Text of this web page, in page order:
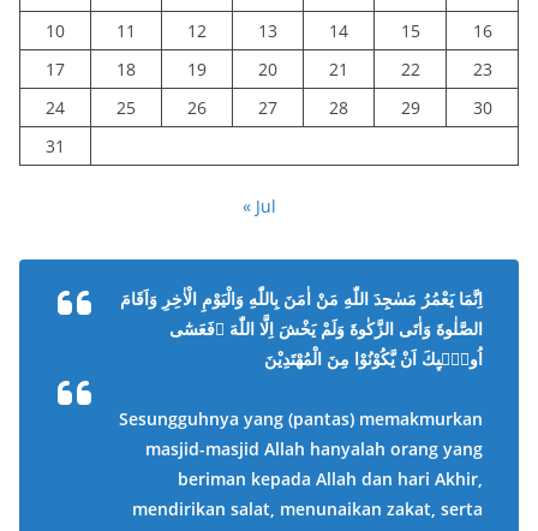
10
11 12 13 14 15
16
17
18 19 20 21 22
23
24
25 26 27 28 29
30
31
« Jul
اِنَّمَا يَعْمُرُ مَسٰجِدَ اللّٰهِ مَنْ اٰمَنَ بِاللّٰهِ وَالْيَوْمِ الْاٰخِرِ وَاَقَامَ
الصَّلٰوةَ وَاٰتَى الزَّكٰوةَ وَلَمْ يَخْشَ اِلَّا اللّٰهَ ۗفَعَسٰٓى
اُولٰۤىِٕكَ اَنْ يَّكُوْنُوْا مِنَ الْمُهْتَدِيْنَ
Sesungguhnya yang (pantas) memakmurkan
masjid-masjid Allah hanyalah orang yang
beriman kepada Allah dan hari Akhir,
mendirikan salat, menunaikan zakat, serta